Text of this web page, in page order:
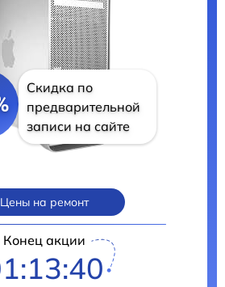
Скидка по
предварительной
записи на сайте
Цены на ремонт
Конец акции